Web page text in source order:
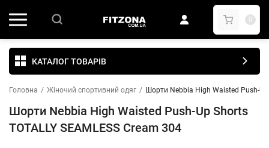
0
КАТАЛОГ ТОВАРІВ
Головна / Жіночий спортивний одяг / Шорти Nebbia High Waisted Push-Up
Шорти Nebbia High Waisted Push-Up Shorts
TOTALLY SEAMLESS Cream 304